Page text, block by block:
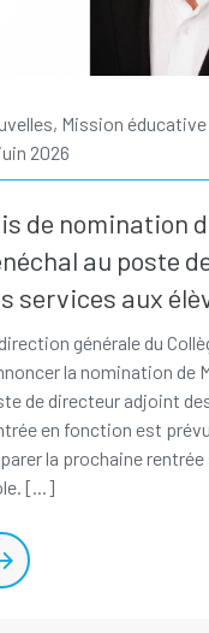
Mission éducative
2026
de nomination
au poste
services aux
générale du
la nomination de
de directeur adjoint
en fonction est
la prochaine rentrée
[...]